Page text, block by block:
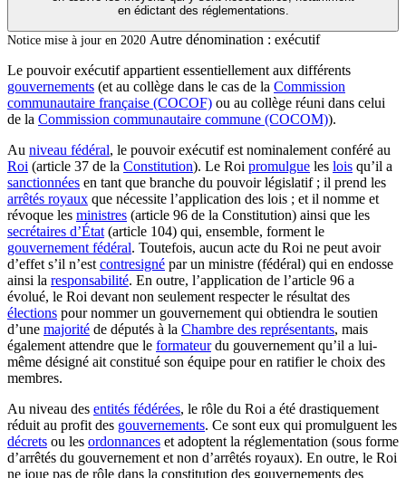
en édictant des réglementations.
Notice mise à jour en 2020 Autre dénomination : exécutif
Le pouvoir exécutif appartient essentiellement aux différents
gouvernements (et au collège dans le cas de la Commission
communautaire française (COCOF) ou au collège réuni dans celui
de la Commission communautaire commune (COCOM)).
Au niveau fédéral, le pouvoir exécutif est nominalement conféré au
Roi (article 37 de la Constitution). Le Roi promulgue les lois qu’il a
sanctionnées en tant que branche du pouvoir législatif ; il prend les
arrêtés royaux que nécessite l’application des lois ; et il nomme et
révoque les ministres (article 96 de la Constitution) ainsi que les
secrétaires d’État (article 104) qui, ensemble, forment le
gouvernement fédéral. Toutefois, aucun acte du Roi ne peut avoir
d’effet s’il n’est contresigné par un ministre (fédéral) qui en endosse
ainsi la responsabilité. En outre, l’application de l’article 96 a
évolué, le Roi devant non seulement respecter le résultat des
élections pour nommer un gouvernement qui obtiendra le soutien
d’une majorité de députés à la Chambre des représentants, mais
également attendre que le formateurdu gouvernement qu’il a lui-
même désigné ait constitué son équipe pour en ratifier le choix des
membres.
Au niveau des entités fédérées, le rôle du Roi a été drastiquement
réduit au profit des gouvernements. Ce sont eux qui promulguent les
décrets ou les ordonnances et adoptent la réglementation (sous forme
d’arrêtés du gouvernement et non d’arrêtés royaux). En outre, le Roi
ne joue pas de rôle dans la constitution des gouvernements des